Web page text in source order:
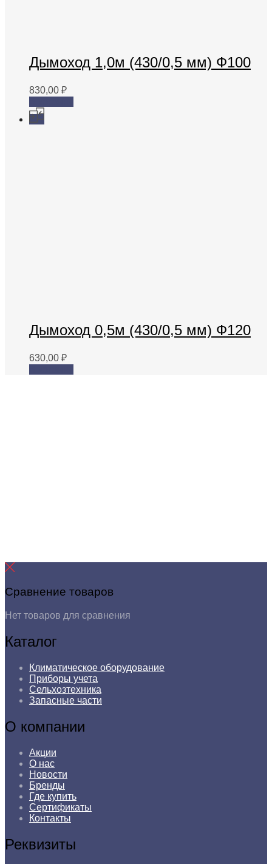
Дымоход 1,0м (430/0,5 мм) Ф100
830,00 ₽
Дымоход 0,5м (430/0,5 мм) Ф120
630,00 ₽
Сравнение товаров
Нет товаров для сравнения
Каталог
Климатическое оборудование
Приборы учета
Сельхозтехника
Запасные части
О компании
Акции
О нас
Новости
Бренды
Где купить
Сертификаты
Контакты
Реквизиты